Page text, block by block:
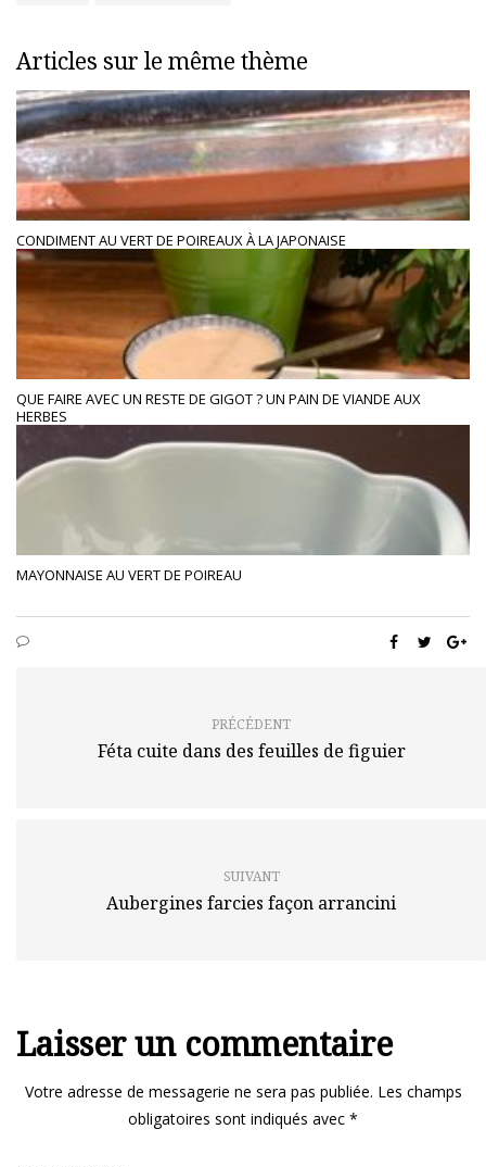
Articles sur le même thème
CONDIMENT AU VERT DE POIREAUX À LA JAPONAISE
QUE FAIRE AVEC UN RESTE DE GIGOT ? UN PAIN DE VIANDE AUX
HERBES
MAYONNAISE AU VERT DE POIREAU
PRÉCÉDENT
Féta cuite dans des feuilles de figuier
SUIVANT
Aubergines farcies façon arrancini
Laisser un commentaire
Votre adresse de messagerie ne sera pas publiée. Les champs
obligatoires sont indiqués avec *